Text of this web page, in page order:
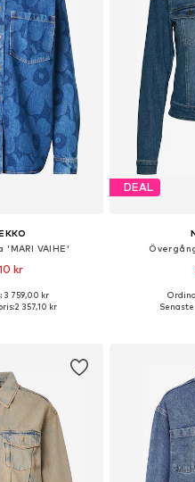
VAIHE'
kr
storlekar
3 759,00 kr
2 357,10 kr
DEAL
Tillgängliga